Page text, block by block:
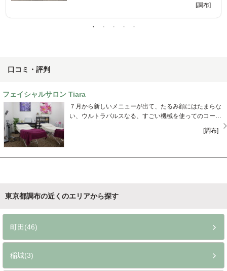
口コミ・評判
フェイシャルサロン Tiara
７月から新しいメニューが出て、たるみ顔にはたまらな
い、ウルトラパルスなる、すごい機械を使ってのコース
地の中で終りました。まつげは上向いて、ほほのたるみ
[調布]
東京都調布の近くのエリアから探す
町田(46)
稲城(3)